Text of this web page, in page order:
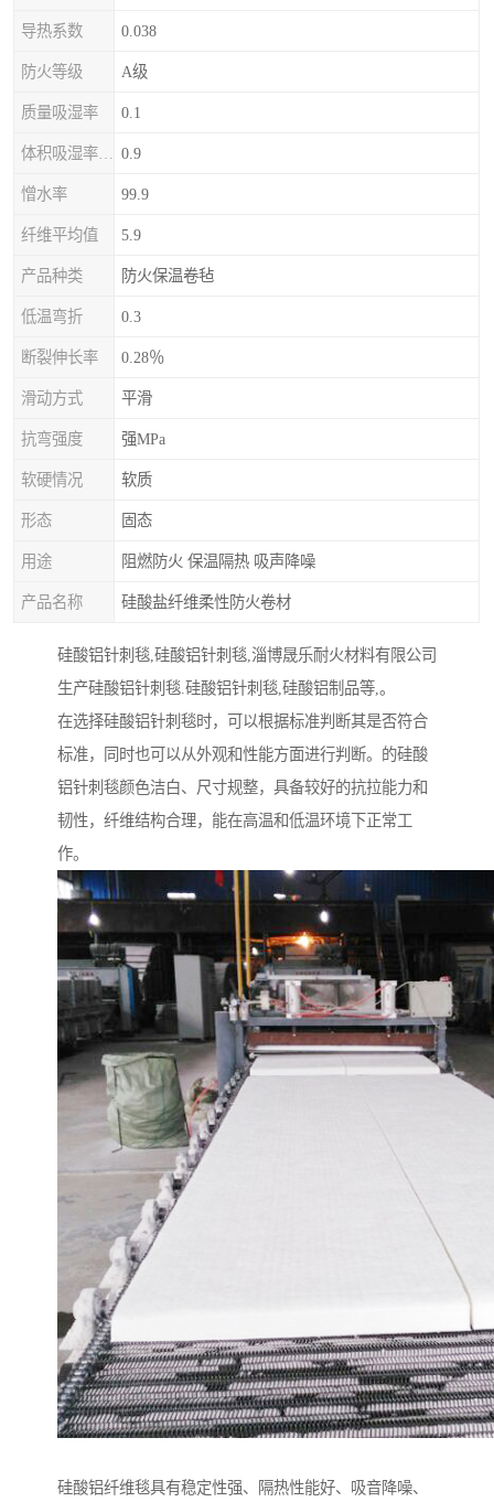
导热系数 0.038
防火等级 A级
质量吸湿率 0.1
0.9
憎水率 99.9
纤维平均值 5.9
产品种类 防火保温卷毡
低温弯折 0.3
断裂伸长率 0.28％
滑动方式 平滑
抗弯强度 强MPa
软硬情况 软质
形态 固态
用途 阻燃防火 保温隔热 吸声降噪
产品名称 硅酸盐纤维柔性防火卷材
硅酸铝针刺毯,硅酸铝针刺毯,淄博晟乐耐火材料有限公司
生产硅酸铝针刺毯.硅酸铝针刺毯,硅酸铝制品等,。
在选择硅酸铝针刺毯时，可以根据标准判断其是否符合
标准，同时也可以从外观和性能方面进行判断。的硅酸
铝针刺毯颜色洁白、尺寸规整，具备较好的抗拉能力和
韧性，纤维结构合理，能在高温和低温环境下正常工
作。
硅酸铝纤维毯具有稳定性强、隔热性能好、吸音降噪、